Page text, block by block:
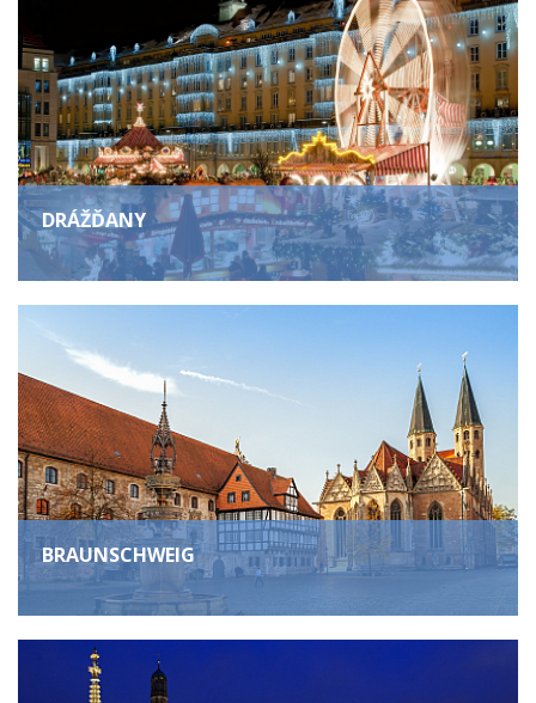
DRÁŽĎANY
BRAUNSCHWEIG